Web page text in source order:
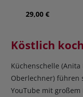
29,00 €
Köstlich
Küchenschelle
Oberlechner) führen
YouTube mit